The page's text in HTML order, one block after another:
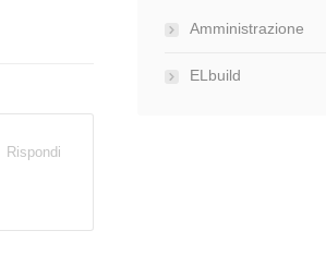
Rispondi
Amministrazione
ELbuild